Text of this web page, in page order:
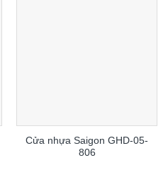
Cửa nhựa Saigon GHD-05-
806